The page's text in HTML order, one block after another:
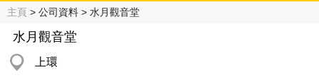
主頁 > 公司資料 > 水月觀音堂
水月觀音堂
上環